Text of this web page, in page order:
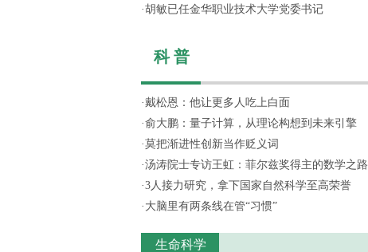
·胡敏已任金华职业技术大学党委书记
科 普
·戴松恩：他让更多人吃上白面
·俞大鹏：量子计算，从理论构想到未来引擎
·莫把渐进性创新当作贬义词
·汤涛院士专访王虹：菲尔兹奖得主的数学之路
·3人接力研究，拿下国家自然科学至高荣誉
· 大脑里有两条线在管“习惯”
生命科学